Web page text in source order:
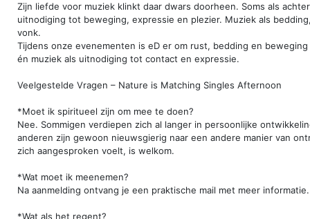
Zijn liefde voor muziek klinkt daar dwars doorheen. Soms als
uitnodiging tot beweging, expressie en plezier. Muziek als
vonk.
Tijdens onze evenementen is eD er om rust, bedding en
én muziek als uitnodiging tot contact en expressie.
Veelgestelde Vragen – Nature is Matching Singles Afternoon
*Moet ik spiritueel zijn om mee te doen?
Nee. Sommigen verdiepen zich al langer in persoonlijke
anderen zijn gewoon nieuwsgierig naar een andere manier van
zich aangesproken voelt, is welkom.
*Wat moet ik meenemen?
Na aanmelding ontvang je een praktische mail met meer informatie.
*Wat als het regent?